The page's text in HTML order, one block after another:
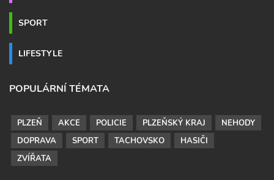
SPORT
LIFESTYLE
POPULÁRNÍ TÉMATA
PLZEŇ AKCE POLICIE PLZEŇSKÝ KRAJ
NEHODY
DOPRAVA
SPORT TACHOVSKO
HASIČI
ZVÍŘATA